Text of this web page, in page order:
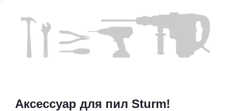
Аксессуар для пил Sturm!